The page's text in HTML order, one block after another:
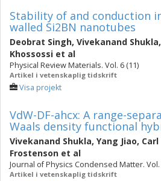
Stability of and conduction
walled Si2BN nanotubes
Deobrat Singh, Vivekanand Shukla,
Khossossi et al
Physical Review Materials. Vol. 6 (11)
Artikel i vetenskaplig tidskrift
Visa projekt
VdW-DF-ahcx: A range-
Waals density functional
Vivekanand Shukla, Yang Jiao,
Frostenson et al
Journal of Physics Condensed Matter. Vol.
Artikel i vetenskaplig tidskrift